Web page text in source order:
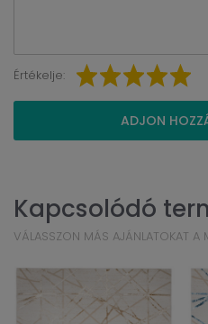
Értékelje:
ADJON
Kapcsolódó
VÁLASSZON MÁS AJÁNLATOKAT A